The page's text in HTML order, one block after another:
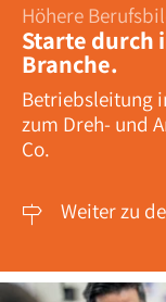
Höhere
Starte durch
Branche.
Betriebsleitung
zum Dreh- und
Co.
 Weiter zu